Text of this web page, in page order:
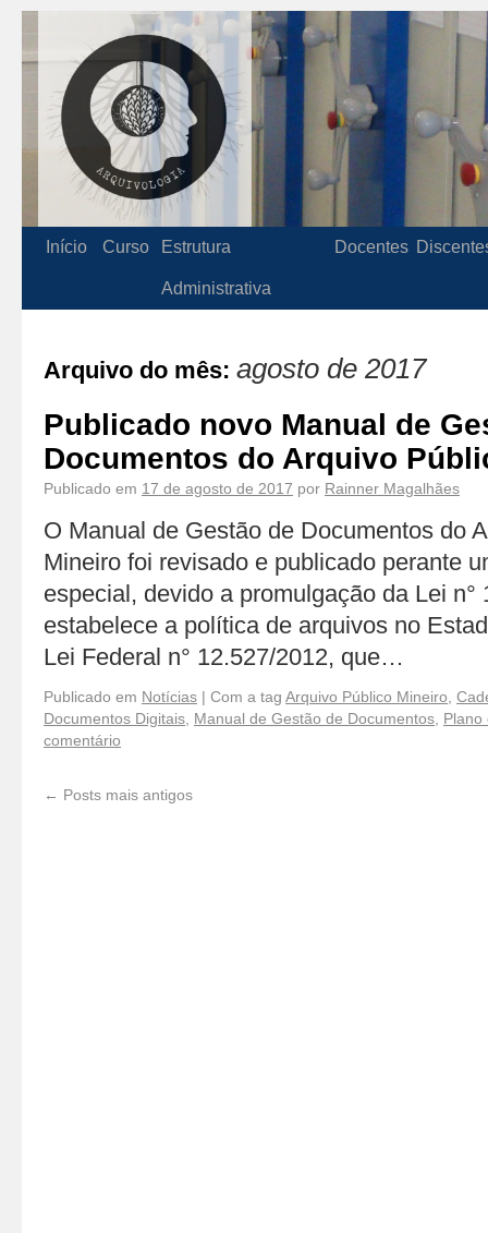
Início Curso Estrutura
Administrativa
Docentes
Arquivo do mês: agosto de 2017
Publicado novo Manual de
Documentos do Arquivo
Publicado em 17 de agosto de 2017 por Rainner Magalhães
O Manual de Gestão de Documentos do
Mineiro foi revisado e publicado perante
especial, devido a promulgação da Lei n°
estabelece a política de arquivos no
Lei Federal n° 12.527/2012, que…
Publicado em Notícias | Com a tag Arquivo Público Mineiro
Documentos Digitais Manual de Gestão de Documentos Plano
comentário
← Posts mais antigos